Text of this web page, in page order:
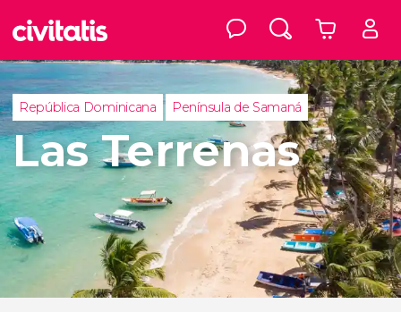
República Dominicana Península de Samaná
Las Terrenas